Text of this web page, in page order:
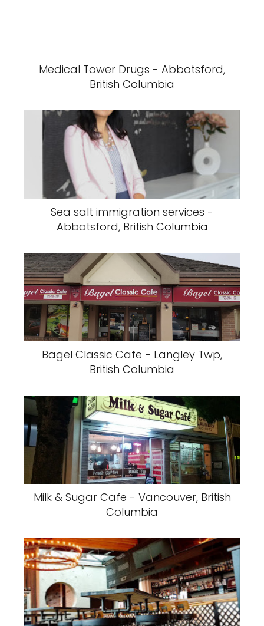
Medical Tower Drugs - Abbotsford,
British Columbia
Sea salt immigration services -
Abbotsford, British Columbia
Bagel Classic Cafe - Langley Twp,
British Columbia
Milk & Sugar Cafe - Vancouver, British
Columbia